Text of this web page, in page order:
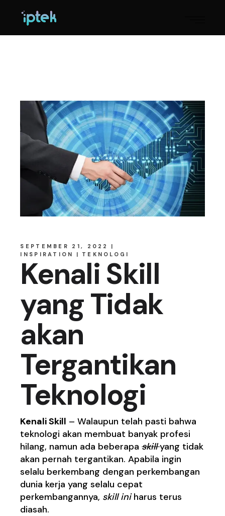
SEPTEMBER 21, 2022
INSPIRATION
TEKNOLOGI
Kenali Skill
yang Tidak
akan
Tergantikan
Teknologi
Kenali Skill – Walaupun telah pasti bahwa
teknologi akan membuat banyak profesi
hilang, namun ada beberapaskill yang tidak
akan pernah tergantikan. Apabila ingin
selalu berkembang dengan perkembangan
dunia kerja yang selalu cepat
perkembangannya, skill iniharus terus
diasah.